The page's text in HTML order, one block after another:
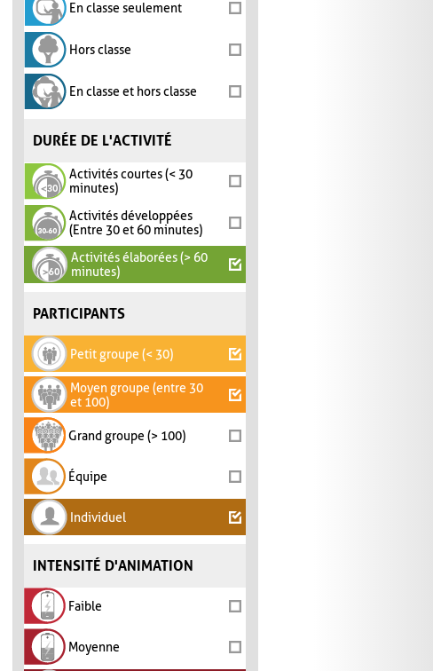
En classe seulement
Hors classe
En classe et hors classe
DURÉE DE L'ACTIVITÉ
Activités courtes (< 30
minutes)
Activités développées
(Entre 30 et 60 minutes)
Activités élaborées (> 60
minutes)
PARTICIPANTS
Petit groupe (< 30)
Moyen groupe (entre 30
et 100)
Grand groupe (> 100)
Équipe
Individuel
INTENSITÉ D'ANIMATION
Faible
Moyenne